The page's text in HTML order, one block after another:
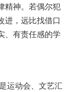
精神。若偶尔犯
进，远比找借口
、有责任感的学
运动会、文艺汇